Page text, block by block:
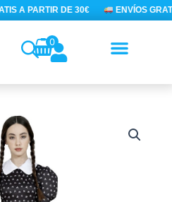
A PARTIR DE 30€ ENVÍOS
0